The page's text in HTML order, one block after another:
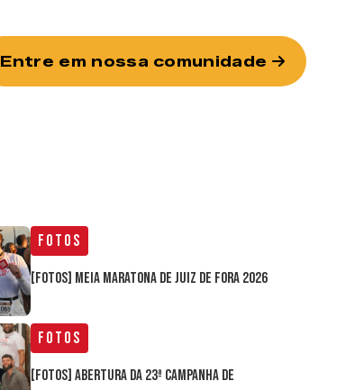
Entre em nossa comunidade
Fotos
[FOTOS] Meia Maratona de Juiz de Fora 2026
Fotos
[FOTOS] Abertura da 23ª Campanha de